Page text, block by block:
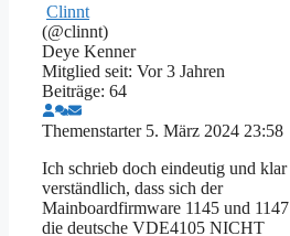
Clinnt
(@clinnt)
Deye Kenner
Mitglied seit: Vor 3 Jahren
Beiträge: 64
Themenstarter 5. März 2024 23:58
Ich schrieb doch eindeutig und klar
verständlich, dass sich der
Mainboardfirmware 1145 und 1147
die deutsche VDE4105 NICHT